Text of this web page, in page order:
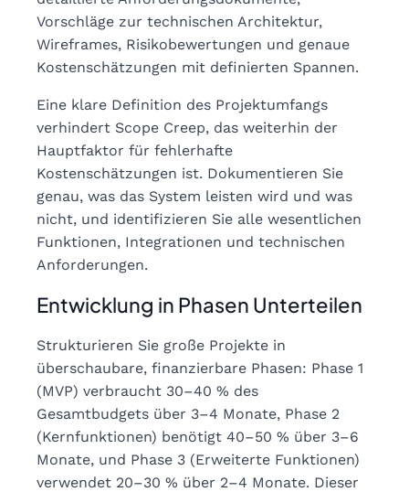
Vorschläge zur technischen Architektur,
Wireframes, Risikobewertungen und genaue
Kostenschätzungen mit definierten Spannen.
Eine klare Definition des Projektumfangs
verhindert Scope Creep, das weiterhin der
Hauptfaktor für fehlerhafte
Kostenschätzungen ist. Dokumentieren Sie
genau, was das System leisten wird und was
nicht, und identifizieren Sie alle wesentlichen
Funktionen, Integrationen und technischen
Anforderungen.
Entwicklung in Phasen Unterteilen
Strukturieren Sie große Projekte in
überschaubare, finanzierbare Phasen: Phase 1
(MVP) verbraucht 30–40 % des
Gesamtbudgets über 3–4 Monate, Phase 2
(Kernfunktionen) benötigt 40–50 % über 3–6
Monate, und Phase 3 (Erweiterte Funktionen)
verwendet 20–30 % über 2–4 Monate. Dieser